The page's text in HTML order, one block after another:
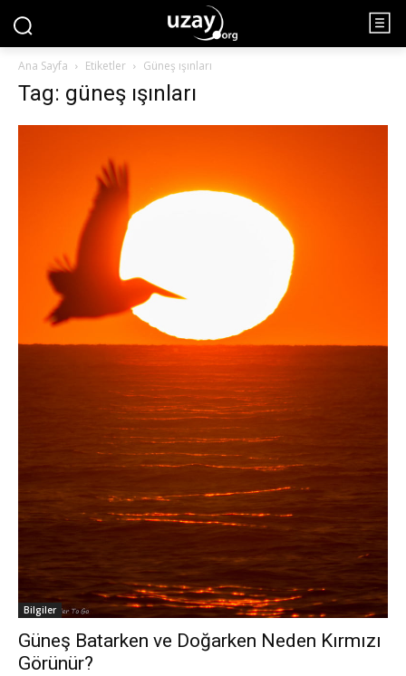
Ana Sayfa Etiketler Güneş ışınları
Tag: güneş ışınları
Bilgiler
Güneş Batarken ve Doğarken Neden Kırmızı
Görünür?